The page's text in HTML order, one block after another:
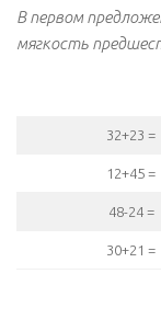
В первом
мягкость
32+23 =
12+45 =
48-24 =
30+21 =